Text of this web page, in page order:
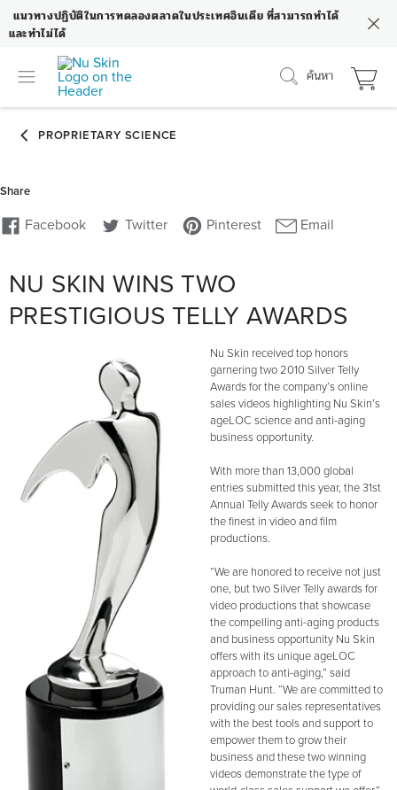
แนวทางปฏิบัติในการทดลองตลาดในประเทศอินเดีย ที่สามารถทำได้
และทำไม่ได้
ค้นหา
NU SKIN WINS TWO
PRESTIGIOUS TELLY AWARDS
Nu Skin received top honors
garnering two 2010 Silver Telly
Awards for the company’s online
sales videos highlighting Nu Skin’s
ageLOC science and anti-aging
business opportunity.
With more than 13,000 global
entries submitted this year, the 31st
Annual Telly Awards seek to honor
the finest in video and film
productions.
“We are honored to receive not just
one, but two Silver Telly awards for
video productions that showcase
the compelling anti-aging products
and business opportunity Nu Skin
offers with its unique ageLOC
approach to anti-aging,” said
Truman Hunt. “We are committed to
providing our sales representatives
with the best tools and support to
empower them to grow their
business and these two winning
videos demonstrate the type of